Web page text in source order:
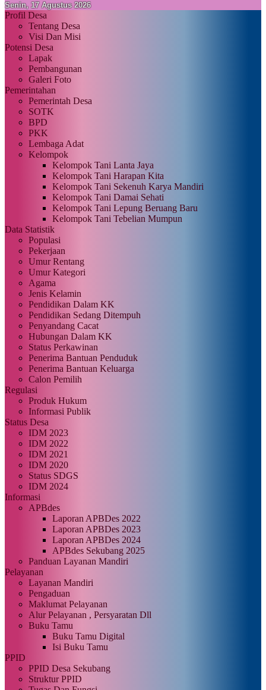
Senin, 17 Agustus 2026
Profil Desa
Tentang Desa
Visi Dan Misi
Potensi Desa
Lapak
Pembangunan
Galeri Foto
Pemerintahan
Pemerintah Desa
SOTK
BPD
PKK
Lembaga Adat
Kelompok
Kelompok Tani Lanta Jaya
Kelompok Tani Harapan Kita
Kelompok Tani Sekenuh Karya Mandiri
Kelompok Tani Damai Sehati
Kelompok Tani Lepung Beruang Baru
Kelompok Tani Tebelian Mumpun
Data Statistik
Populasi
Pekerjaan
Umur Rentang
Umur Kategori
Agama
Jenis Kelamin
Pendidikan Dalam KK
Pendidikan Sedang Ditempuh
Penyandang Cacat
Hubungan Dalam KK
Status Perkawinan
Penerima Bantuan Penduduk
Penerima Bantuan Keluarga
Calon Pemilih
Regulasi
Produk Hukum
Informasi Publik
Status Desa
IDM 2023
IDM 2022
IDM 2021
IDM 2020
Status SDGS
IDM 2024
Informasi
APBdes
Laporan APBDes 2022
Laporan APBDes 2023
Laporan APBDes 2024
APBdes Sekubang 2025
Panduan Layanan Mandiri
Pelayanan
Layanan Mandiri
Pengaduan
Maklumat Pelayanan
Alur Pelayanan , Persyaratan Dll
Buku Tamu
Buku Tamu Digital
Isi Buku Tamu
PPID
PPID Desa Sekubang
Struktur PPID